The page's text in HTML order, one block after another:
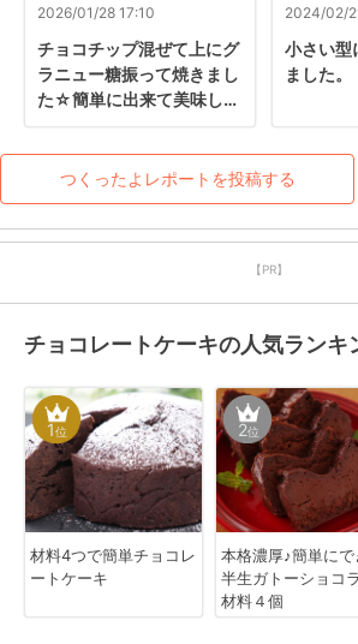
2026/01/28 17:10
チョコチップ混ぜて上にグ
ラニュー糖振って焼きまし
た☆簡単に出来て美味しか
2024/02/
小さい型
ました。
つくったよレポートを投稿する
【PR】
チョコレートケーキの人気ランキ
1位
材料4つで簡単チョコレ
ートケーキ
2位
本格濃厚♪簡単にで
半生ガトーショコ
材料４個